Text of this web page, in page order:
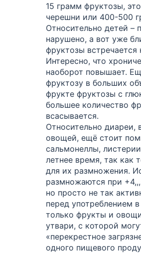
15 грамм фруктозы,
черешни или 400-500
Относительно детей –
нарушено, а вот уже
фруктозы
Интересно, что
наоборот повышает.
фруктозу в больших
фрукте фруктозы с
большее количество
всасывается.
Относительно диареи,
овощей, ещё стоит
сальмонеллы, листерии
летнее время, так как
для их размножения.
размножаются при
но просто не так
перед употреблением
только фрукты и
утвари, с которой
«перекрестное
одного пищевого